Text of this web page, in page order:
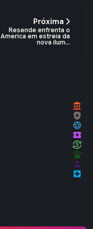
Próxima
Resende enfrenta o
America em estreia da
nova ilum...
account_balance
local_police
sports_soccer
local_activity
currency_exchange
pets
person
local_hospital